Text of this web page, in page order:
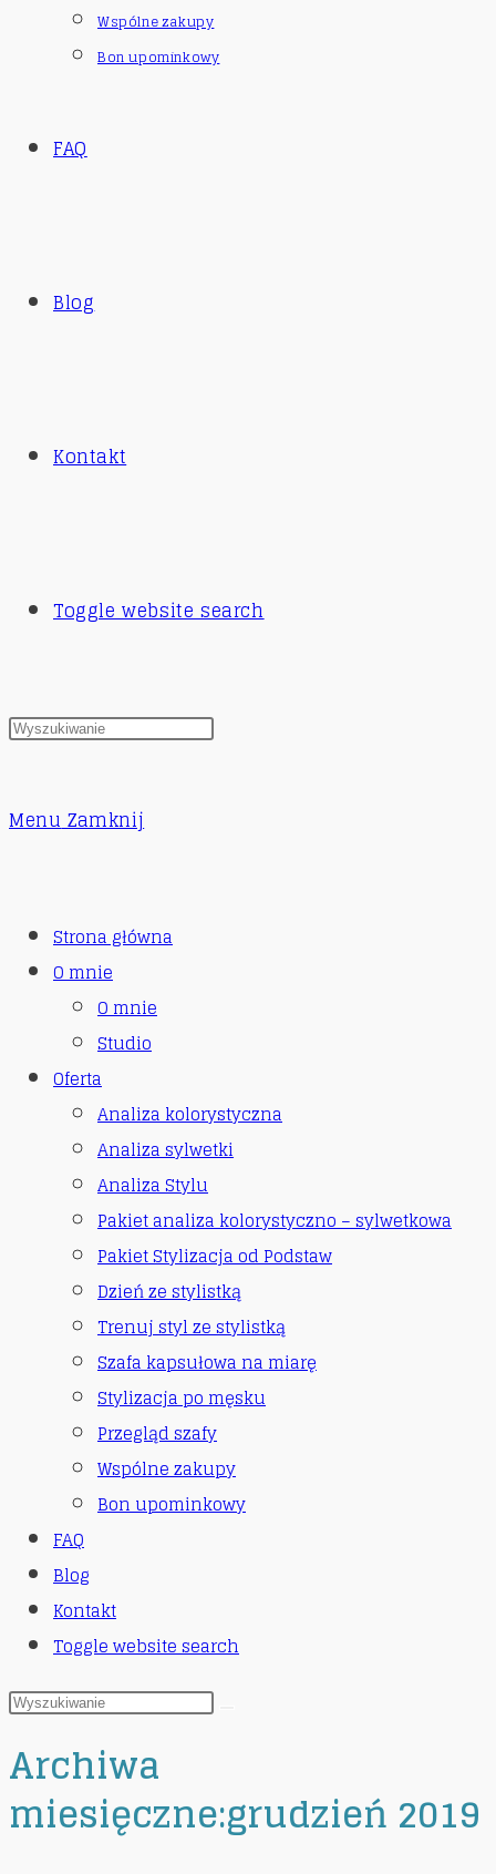
Wspólne zakupy
Bon upominkowy
FAQ
Blog
Kontakt
Toggle website search
Menu Zamknij
Strona główna
O mnie
O mnie
Studio
Oferta
Analiza kolorystyczna
Analiza sylwetki
Analiza Stylu
Pakiet analiza kolorystyczno – sylwetkowa
Pakiet Stylizacja od Podstaw
Dzień ze stylistką
Trenuj styl ze stylistką
Szafa kapsułowa na miarę
Stylizacja po męsku
Przegląd szafy
Wspólne zakupy
Bon upominkowy
FAQ
Blog
Kontakt
Toggle website search
Archiwa
miesięczne:grudzień 2019